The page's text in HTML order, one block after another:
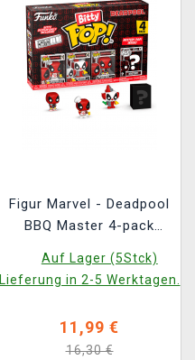
Figur Marvel - Deadpool
BBQ Master 4-pack
Auf Lager (5Stck)
Lieferung in 2-5 Werktagen.
11,99 €
16,30 €